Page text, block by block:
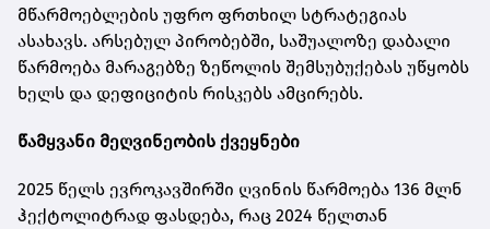
მწარმოებლების უფრო ფრთხილ სტრატეგიას
ასახავს. არსებულ პირობებში, საშუალოზე დაბალი
წარმოება მარაგებზე ზეწოლის შემსუბუქებას უწყობს
ხელს და დეფიციტის რისკებს ამცირებს.
წამყვანი მეღვინეობის ქვეყნები
2025 წელს ევროკავშირში ღვინის წარმოება 136 მლნ
ჰექტოლიტრად ფასდება, რაც 2024 წელთან